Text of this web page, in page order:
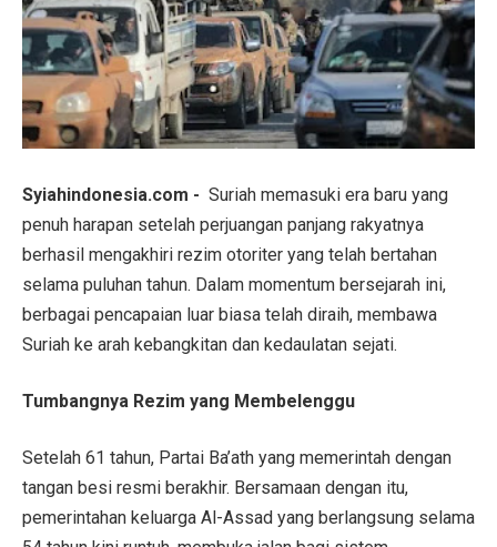
Syiahindonesia.com - Suriah memasuki era baru yang
penuh harapan setelah perjuangan panjang rakyatnya
berhasil mengakhiri rezim otoriter yang telah bertahan
selama puluhan tahun. Dalam momentum bersejarah ini,
berbagai pencapaian luar biasa telah diraih, membawa
Suriah ke arah kebangkitan dan kedaulatan sejati.
Tumbangnya Rezim yang Membelenggu
Setelah 61 tahun, Partai Ba’ath yang memerintah dengan
tangan besi resmi berakhir. Bersamaan dengan itu,
pemerintahan keluarga Al-Assad yang berlangsung selama